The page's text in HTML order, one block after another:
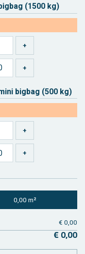
(1500 kg)
big­bag (500 kg)
0,00 m²
€ 0,00
€ 0,00